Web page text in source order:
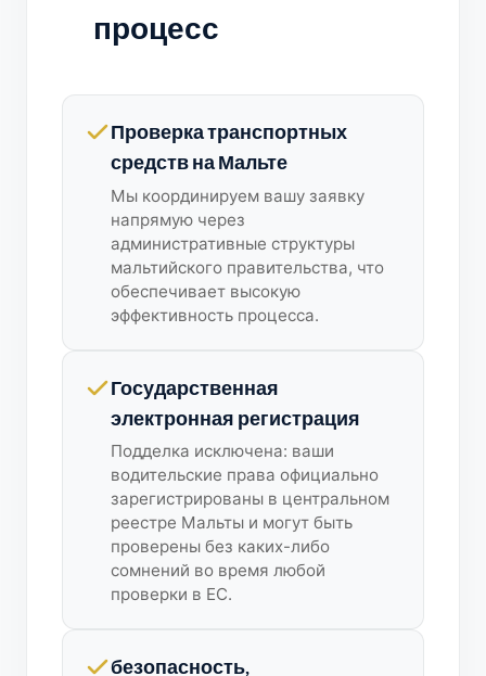
процесс
Проверка транспортных
средств на Мальте
Мы координируем вашу заявку
напрямую через
административные структуры
мальтийского правительства, что
обеспечивает высокую
эффективность процесса.
Государственная
электронная регистрация
Подделка исключена: ваши
водительские права официально
зарегистрированы в центральном
реестре Мальты и могут быть
проверены без каких-либо
сомнений во время любой
проверки в ЕС.
безопасность,